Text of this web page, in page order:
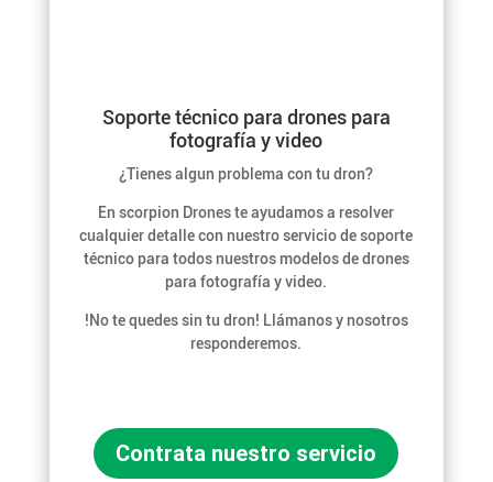
Soporte técnico para drones para
fotografía y video
¿Tienes algun problema con tu dron?
En scorpion Drones te ayudamos a resolver
cualquier detalle con nuestro servicio de soporte
técnico para todos nuestros modelos de drones
para fotografía y video.
!No te quedes sin tu dron! Llámanos y nosotros
responderemos.
Contrata nuestro servicio